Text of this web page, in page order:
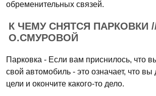
обременительных связей.
К ЧЕМУ СНЯТСЯ ПАРКОВКИ
О.СМУРОВОЙ
Парковка - Если вам приснилось, что
свой автомобиль - это означает, что вы
цели и окончите какого-то дело.